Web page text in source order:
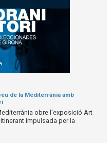
de la Mediterrània amb
obre l'exposició Art
impulsada per la